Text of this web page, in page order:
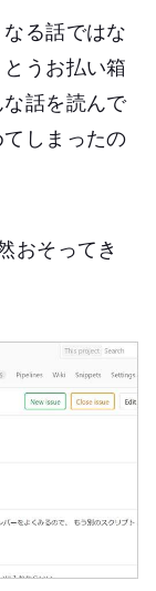
る話ではな
うお払い箱
話を読んで
しまったの
おそってき